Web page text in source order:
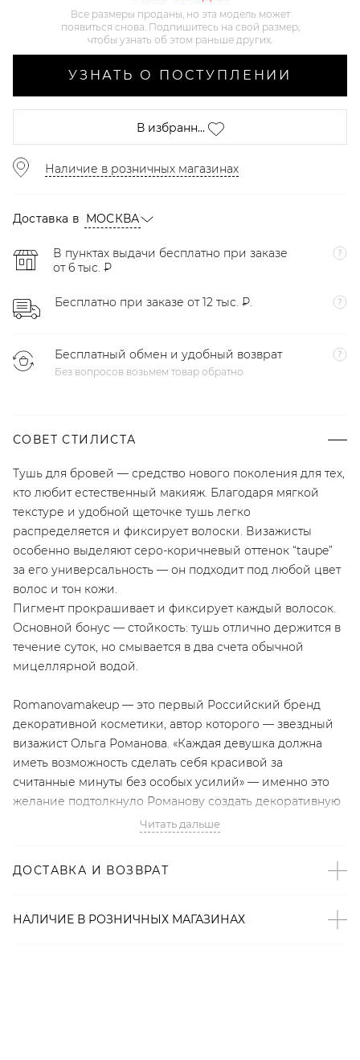
Все размеры проданы, но эта модель может
появиться снова. Подпишитесь на свой размер,
чтобы узнать об этом раньше других.
УЗНАТЬ О ПОСТУПЛЕНИИ
В избранн...
Наличие в розничных магазинах
Доставка в МОСКВА
В пунктах выдачи бесплатно при заказе
от 6 тыс. ₽
Бесплатно при заказе от 12 тыс. ₽.
Бесплатный обмен и удобный возврат
Без вопросов возьмем товар обратно
СОВЕТ СТИЛИСТА
Тушь для бровей — средство нового поколения для тех,
кто любит естественный макияж. Благодаря мягкой
текстуре и удобной щеточке тушь легко
распределяется и фиксирует волоски. Визажисты
особенно выделяют серо-коричневый оттенок “taupe”
за его универсальность — он подходит под любой цвет
волос и тон кожи.
Пигмент прокрашивает и фиксирует каждый волосок.
Основной бонус — стойкость: тушь отлично держится в
течение суток, но смывается в два счета обычной
мицеллярной водой.
Romanovamakeup — это первый Российский бренд
декоративной косметики, автор которого — звездный
визажист Ольга Романова. «Каждая девушка должна
иметь возможность сделать себя красивой за
считанные минуты без особых усилий» — именно это
желание подтолкнуло Романову создать декоративную
косметику, которая не уступает по качеству ведущим
узнаваемые фирменные оттенки делают каждый
Читать дальше
ДОСТАВКА И ВОЗВРАТ
НАЛИЧИЕ В РОЗНИЧНЫХ МАГАЗИНАХ